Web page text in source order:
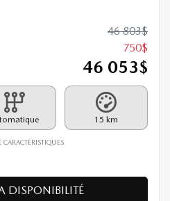
46 803$
750$
46 053$
15 km
CARACTÉRISTIQUES
DISPONIBILITÉ